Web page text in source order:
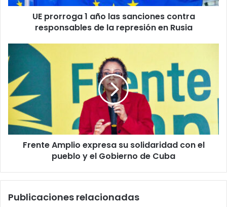
de
represión
UE prorroga 1 año las sanciones contra
responsables de la represión en Rusia
Amplio
expresa
su
solidaridad
el
pueblo
y
Frente Amplio expresa su solidaridad con el
pueblo y el Gobierno de Cuba
Publicaciones relacionadas